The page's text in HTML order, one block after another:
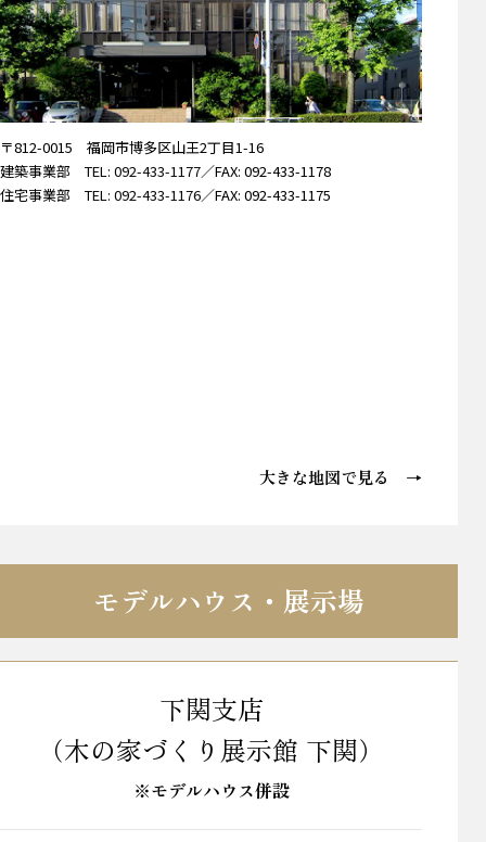
〒812-0015 福岡市博多区山王2丁目1-16
建築事業部 TEL: 092-433-1177／FAX: 092-433-1178
住宅事業部 TEL: 092-433-1176／FAX: 092-433-1175
大きな地図で見る →
モデルハウス・展示場
下関支店
（木の家づくり展示館 下関）
※モデルハウス併設